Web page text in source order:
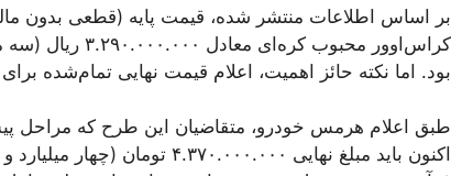
بر اساس اطلاعات منتشر شده، قیمت پایه (قطعی بدون
کراس‌اوور محبوب
بود. اما نکته حائز اهمیت، اعلام قیمت نهایی تمام‌شده
اکنون باید مبلغ نهایی